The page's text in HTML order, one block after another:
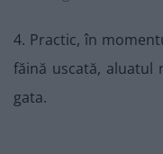
4. Practic, în
făină uscată, aluatul
gata.